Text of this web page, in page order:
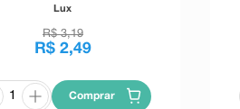
Lux
R$ 3,19
R$ 2,49
Comprar